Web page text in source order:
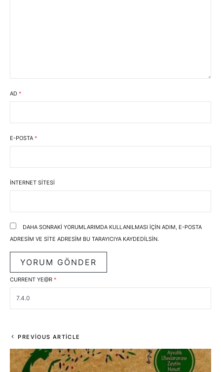
AD *
E-POSTA *
İNTERNET SITESI
DAHA SONRAKI YORUMLARIMDA KULLANILMASI IÇIN ADIM, E-POSTA
ADRESIM VE SITE ADRESIM BU TARAYICIYA KAYDEDILSIN.
CURRENT YE@R *
PREVIOUS ARTICLE